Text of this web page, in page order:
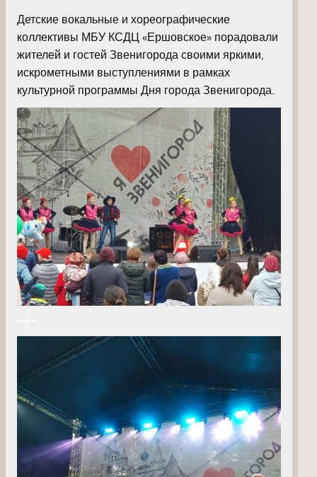
Детские вокальные и хореографические
коллективы МБУ КСДЦ «Ершовское» порадовали
жителей и гостей Звенигорода своими яркими,
искрометными выступлениями в рамках
культурной программы Дня города Звенигорода.